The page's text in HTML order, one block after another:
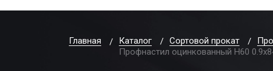
Главная Каталог Сортовой прокат
Профнастил оцинкованный Н60